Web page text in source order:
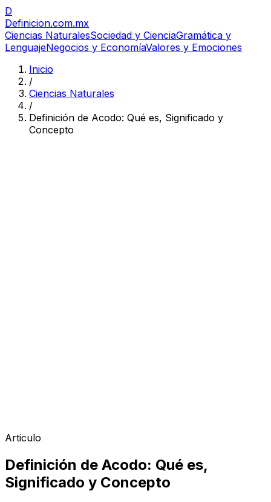
D
Definicion.com.mx
Ciencias NaturalesSociedad y CienciaGramática y
LenguajeNegocios y EconomíaValores y Emociones
Inicio
/
Ciencias Naturales
/
Definición de Acodo: Qué es, Significado y
Concepto
Articulo
Definición de Acodo: Qué es,
Significado y Concepto